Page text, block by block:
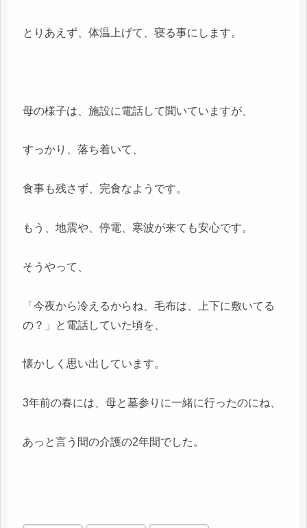
とりあえず、体温上げて、寝る事にします。
母の様子は、施設に電話して聞いていますが、
すっかり、落ち着いて、
食事も残さず、完食なようです。
もう、地震や、停電、寒波が来ても安心です。
そうやって、
「今夜から冷えるからね、毛布は、上下に敷いてる
の？」と電話していた頃を、
懐かしく思い出しています。
3年前の春には、母と墓参りに一緒に行ったのにね、
あっと言う間の介護の2年間でした。